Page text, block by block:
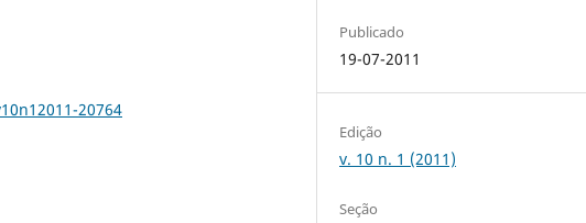
20764
Publicado
19-07-2011
Edição
v. 10 n. 1 (2011)
Seção